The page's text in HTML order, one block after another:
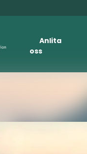
Anlita
oss